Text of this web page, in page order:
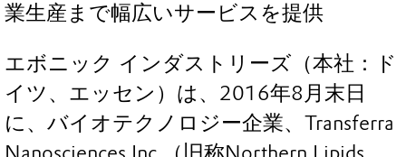
業生産まで幅広いサービスを提供
エボニック インダストリーズ（本社：ド
イツ、エッセン）は、2016年8月末日
に、バイオテクノロジー企業、Transferra